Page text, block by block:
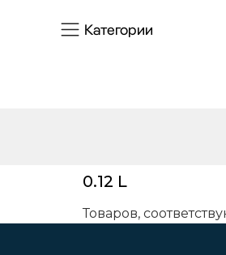
Категории
0.12 L
Товаров,